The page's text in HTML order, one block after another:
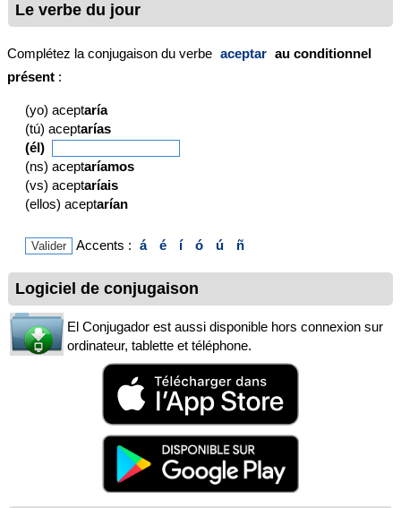
Le verbe du jour
Complétez la conjugaison du verbe aceptar au conditionnel
présent :
(yo) aceptaría
(tú) aceptarías
(él)
(ns) aceptaríamos
(vs) aceptaríais
(ellos) aceptarían
Accents : á é í ó ú ñ
Logiciel de conjugaison
El Conjugador est aussi disponible hors connexion sur
ordinateur, tablette et téléphone.